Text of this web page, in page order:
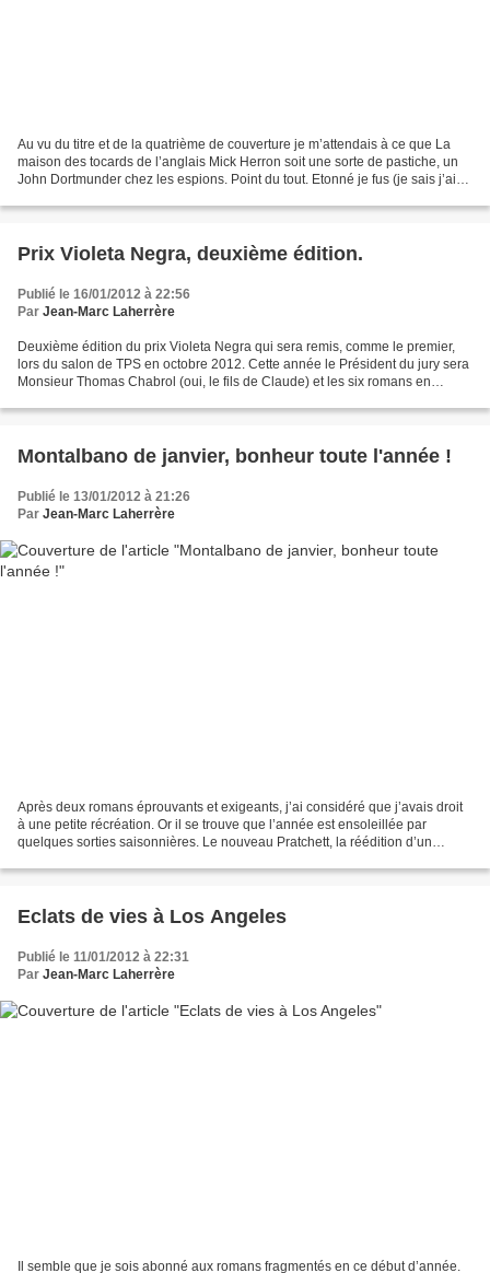
Au vu du titre et de la quatrième de couverture je m’attendais à ce que La
maison des tocards de l’anglais Mick Herron soit une sorte de pastiche, un
John Dortmunder chez les espions. Point du tout. Etonné je fus (je sais j’ai
Prix Violeta Negra, deuxième édition.
Publié le 16/01/2012 à 22:56
Par Jean-Marc Laherrère
Deuxième édition du prix Violeta Negra qui sera remis, comme le premier,
lors du salon de TPS en octobre 2012. Cette année le Président du jury sera
Monsieur Thomas Chabrol (oui, le fils de Claude) et les six romans en
Montalbano de janvier, bonheur toute l'année !
Publié le 13/01/2012 à 21:26
Par Jean-Marc Laherrère
Après deux romans éprouvants et exigeants, j’ai considéré que j’avais droit
à une petite récréation. Or il se trouve que l’année est ensoleillée par
quelques sorties saisonnières. Le nouveau Pratchett, la réédition d’un
Eclats de vies à Los Angeles
Publié le 11/01/2012 à 22:31
Par Jean-Marc Laherrère
Il semble que je sois abonné aux romans fragmentés en ce début d’année.